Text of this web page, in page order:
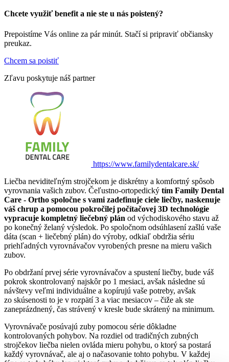
Chcete využiť benefit a nie ste u nás poistený?
Prepoistíme Vás online za pár minút. Stačí si pripraviť občiansky
preukaz.
Chcem sa poistiť
Zľavu poskytuje náš partner
https://www.familydentalcare.sk/
Liečba neviditeľným strojčekom je diskrétny a komfortný spôsob
vyrovnania vašich zubov. Čeľustno-ortopedický tím Family Dental
Care - Ortho spoločne s vami zadefinuje ciele liečby, naskenuje
váš chrup a pomocou pokročilej počítačovej 3D technológie
vypracuje kompletný liečebný plán od východiskového stavu až
po konečný želaný výsledok. Po spoločnom odsúhlasení zašlú vaše
dáta (scan + liečebný plán) do výroby, odkiaľ obdržia sériu
priehľadných vyrovnávačov vyrobených presne na mieru vašich
zubov.
Po obdržaní prvej série vyrovnávačov a spustení liečby, bude váš
pokrok skontrolovaný najskôr po 1 mesiaci, avšak následne sú
návštevy veľmi individuálne a kopírujú vaše potreby, avšak
zo skúsenosti to je v rozpätí 3 a viac mesiacov – čiže ak ste
zaneprázdnený, čas strávený v kresle bude skrátený na minimum.
Vyrovnávače posúvajú zuby pomocou série dôkladne
kontrolovaných pohybov. Na rozdiel od tradičných zubných
strojčekov liečba nielen ovláda mieru pohybu, o ktorý sa postará
každý vyrovnávač, ale aj o načasovanie tohto pohybu. V každej